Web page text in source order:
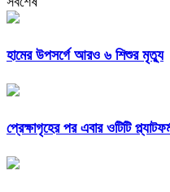
হামের উপসর্গে আরও ৬ শিশুর মৃত্যু
প্রেক্ষাগৃহের পর এবার ওটিটি